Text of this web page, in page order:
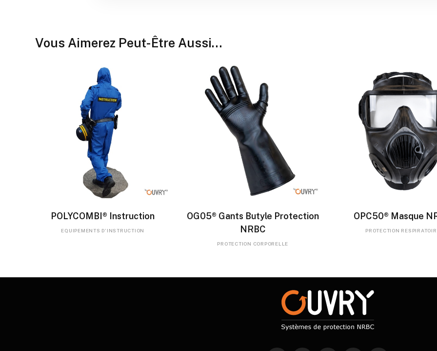
Vous Aimerez Peut-Être Aussi…
POLYCOMBI® Instruction
EQUIPEMENTS D'INSTRUCTION
OG05® Gants Butyle Protection
NRBC
PROTECTION CORPORELLE
OPC50® Masque
PROTECTION